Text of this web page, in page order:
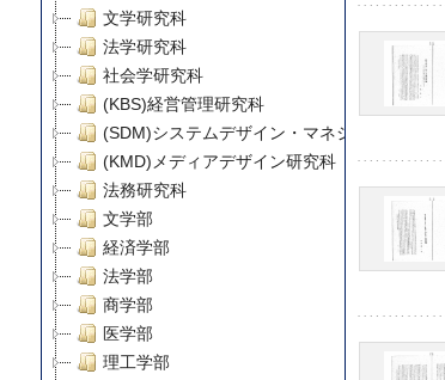
文学研究科
法学研究科
社会学研究科
(KBS)経営管理研究科
(SDM)システムデザイン・マネジメント研究科
(KMD)メディアデザイン研究科
法務研究科
文学部
経済学部
法学部
商学部
医学部
理工学部